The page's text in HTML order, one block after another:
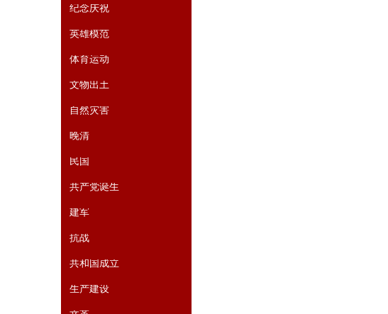
纪念庆祝
英雄模范
体育运动
文物出土
自然灾害
晚清
民国
共产党诞生
建军
抗战
共和国成立
生产建设